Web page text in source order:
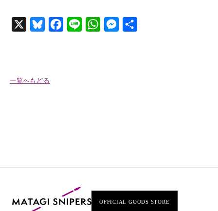
X BlueskyFacebook
Line WhatsAppMessenger
一覧へもどる
OFFICIAL GOODS STORE